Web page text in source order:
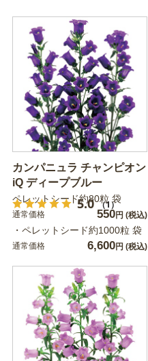
カンパニュラ チャンピオン
iQ ディープブルー
5.0 （1）
ペレットシード約80粒 袋
通常価格 550円 (税込)
・ペレットシード約1000粒 袋
通常価格 6,600円 (税込)